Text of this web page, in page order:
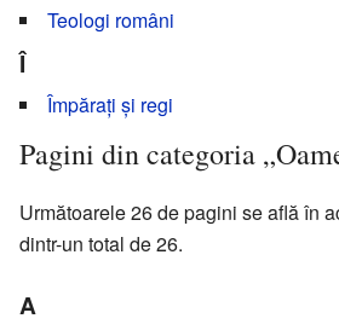
Teologi români
Î
Împărați și regi
Pagini din categoria
Următoarele 26 de pagini se află în
dintr-un total de 26.
A